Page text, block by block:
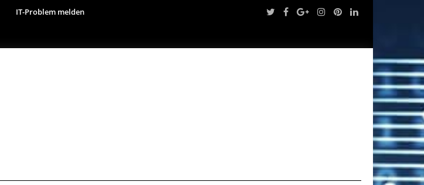
IT-Problem melden